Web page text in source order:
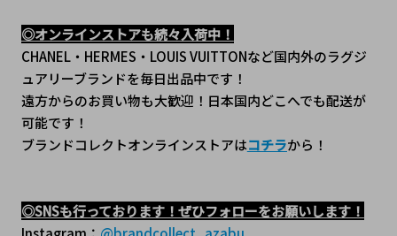
◎オンラインストアも続々入荷中！
CHANEL・HERMES・LOUIS VUITTONなど国内外のラグジ
ュアリーブランドを毎日出品中です！
遠方からのお買い物も大歓迎！日本国内どこへでも配送が
可能です！
ブランドコレクトオンラインストアはコチラから！
◎SNSも行っております！ぜひフォローをお願いします！